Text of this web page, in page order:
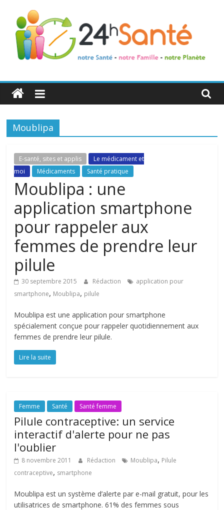
24h
Santé
La
de
toute
famille
Moublipa
E-santé, sites et applis
Le médicament et
moi
Médicaments Santé pratique
Moublipa : une
application smartphone
pour rappeler aux
femmes de prendre leur
pilule
30 septembre 2015 Rédaction
application pour
smartphone, Moublipa, pilule
Moublipa est une application pour smartphone
spécialement conçue pour rappeler quotidiennement aux
femmes de prendre leur pilule.
Lire la suite
Femme Santé Santé femme
Pilule contraceptive: un service
interactif d'alerte pour ne pas
l'oublier
8 novembre 2011 Rédaction Moublipa, Pilule
contraceptive, smartphone
Moublipa est un système d’alerte par e-mail gratuit, pour les
utilisatrices de smartphone. 61% des femmes sous